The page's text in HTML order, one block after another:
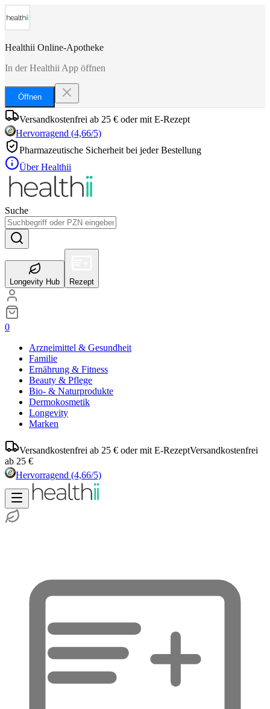
Healthii Online-Apotheke
In der Healthii App öffnen
Öffnen
Versandkostenfrei ab 25 € oder mit E-Rezept
Hervorragend (4,66/5)
Pharmazeutische Sicherheit bei jeder Bestellung
Über Healthii
Suche
Longevity Hub Rezept
0
Arzneimittel & Gesundheit
Familie
Ernährung & Fitness
Beauty & Pflege
Bio- & Naturprodukte
Dermokosmetik
Longevity
Marken
Versandkostenfrei ab 25 € oder mit E-RezeptVersandkostenfrei
ab 25 €
Hervorragend (4,66/5)